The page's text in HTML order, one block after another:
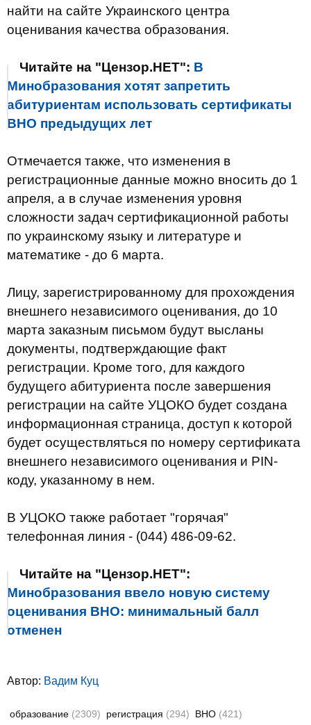
найти на сайте Украинского центра
оценивания качества образования.
Читайте на "Цензор.НЕТ": В
Минобразования хотят запретить
абитуриентам использовать сертификаты
ВНО предыдущих лет
Отмечается также, что изменения в
регистрационные данные можно вносить до 1
апреля, а в случае изменения уровня
сложности задач сертификационной работы
по украинскому языку и литературе и
математике - до 6 марта.
Лицу, зарегистрированному для прохождения
внешнего независимого оценивания, до 10
марта заказным письмом будут высланы
документы, подтверждающие факт
регистрации. Кроме того, для каждого
будущего абитуриента после завершения
регистрации на сайте УЦОКО будет создана
информационная страница, доступ к которой
будет осуществляться по номеру сертификата
внешнего независимого оценивания и PIN-
коду, указанному в нем.
В УЦОКО также работает "горячая"
телефонная линия - (044) 486-09-62.
Читайте на "Цензор.НЕТ":
Минобразования ввело новую систему
оценивания ВНО: минимальный балл
отменен
Автор: Вадим Куц
образование (2309) регистрация (294) ВНО (421)